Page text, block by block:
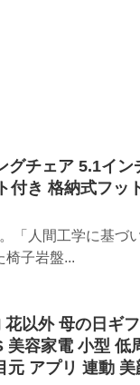
チェア 5.1イン
付き 格納式フッ
「人間工学に基づ
子岩盤...
以外 母の日ギ
容家電 小型 低
アプリ 連動